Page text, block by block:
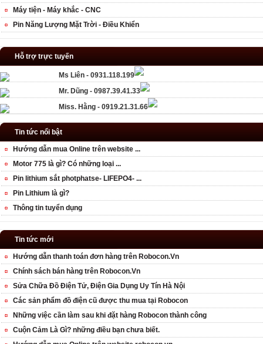
Máy tiện - Máy khắc - CNC
Pin Năng Lượng Mặt Trời - Điều Khiển
Hỗ trợ trực tuyến
Ms Liên - 0931.118.199
Mr. Dũng - 0987.39.41.33
Miss. Hằng - 0919.21.31.66
Tin tức nổi bật
Hướng dẫn mua Online trên website ...
Motor 775 là gì? Có những loại ...
Pin lithium sắt photphatse- LIFEPO4- ...
Pin Lithium là gì?
Thông tin tuyển dụng
Tin tức mới
Hướng dẫn thanh toán đơn hàng trên Robocon.Vn
Chính sách bán hàng trên Robocon.Vn
Sửa Chữa Đồ Điện Tử, Điện Gia Dụng Uy Tín Hà Nội
Các sản phẩm đồ điện cũ được thu mua tại Robocon
Những việc cần làm sau khi đặt hàng Robocon thành công
Cuộn Cảm Là Gì? những điều bạn chưa biết.